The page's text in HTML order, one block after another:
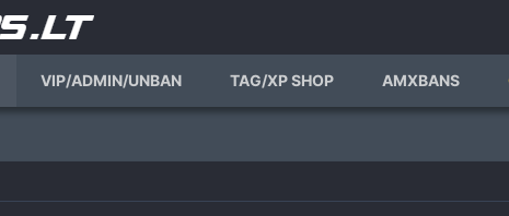
VIP/ADMIN/UNBAN TAG/XP SHOP AMXBANS